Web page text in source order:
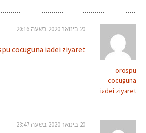
orospu
cocuguna
iadei ziyaret
20 בינואר 2020 בשעה 20:16
cocuguna iadei ziyaret
20 בינואר 2020 בשעה 23:47